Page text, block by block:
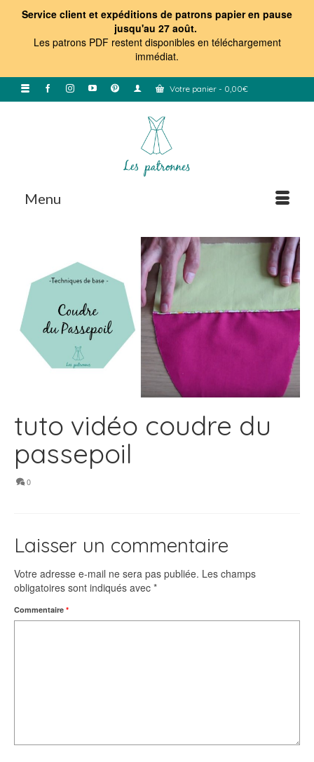
Service client et expéditions de patrons papier en pause
jusqu'au 27 août.
Les patrons PDF restent disponibles en téléchargement
immédiat.
Votre panier - 0,00€
Menu
tuto vidéo coudre du
passepoil
0
Laisser un commentaire
Votre adresse e-mail ne sera pas publiée. Les champs
obligatoires sont indiqués avec *
Commentaire *